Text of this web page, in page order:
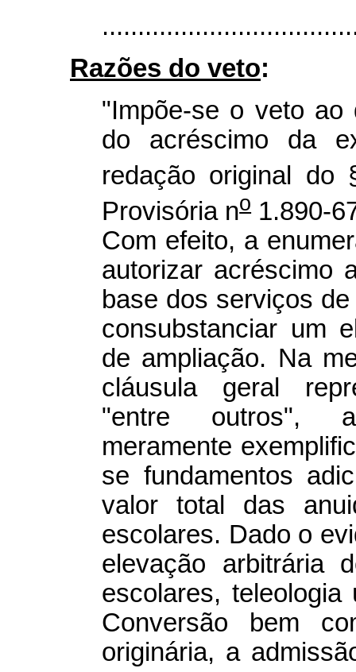
Razões do veto:
"Impõe-se o veto ao
do acréscimo da
redação original do
Provisória no1.890-
Com efeito, a
autorizar acréscimo
base dos serviços
consubstanciar um
de ampliação. Na
cláusula geral
"entre outros",
meramente
se fundamentos
valor total das
escolares. Dado o
elevação arbitrária
escolares,
Conversão bem
originária, a